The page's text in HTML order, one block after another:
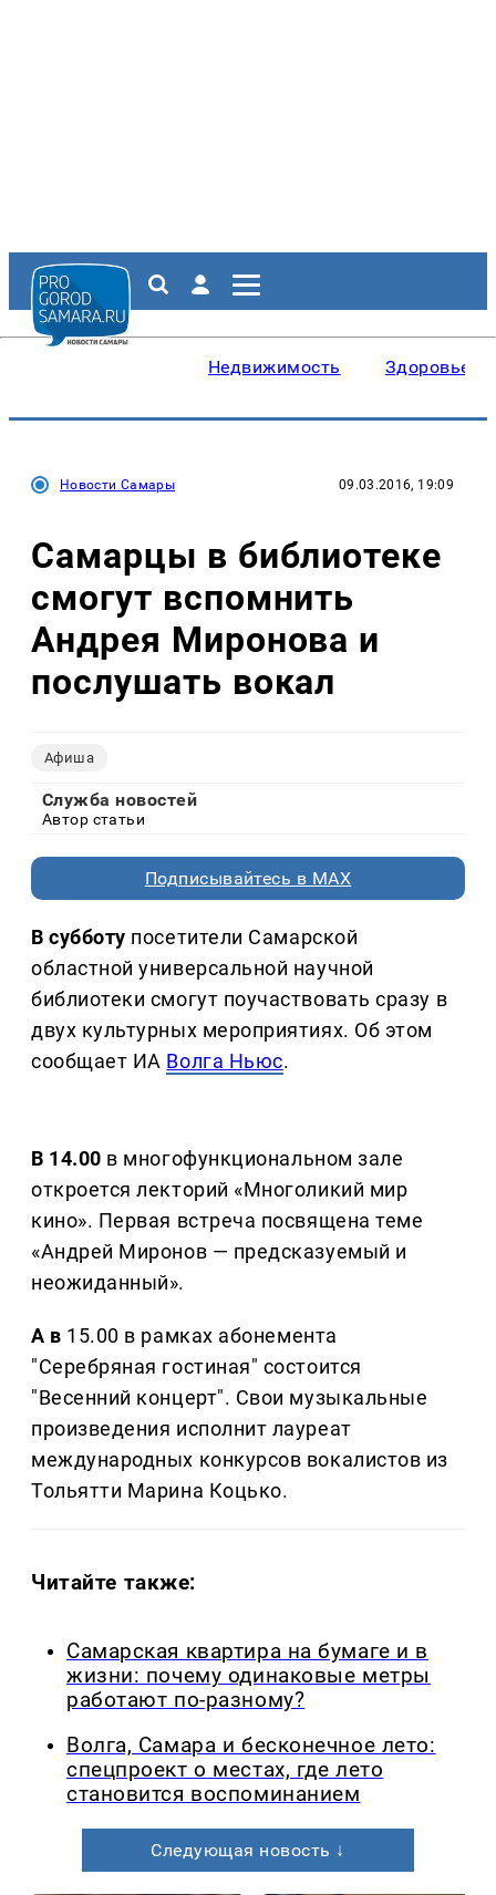
Недвижимость Здоровье
Новости Самары 09.03.2016, 19:09
Самарцы в библиотеке
смогут вспомнить
Андрея Миронова и
послушать вокал
Афиша
Служба новостей
Автор статьи
Подписывайтесь в MAX
В субботу посетители Самарской
областной универсальной научной
библиотеки смогут поучаствовать сразу в
двух культурных мероприятиях. Об этом
сообщает ИА Волга Ньюс.
В 14.00 в многофункциональном зале
откроется лекторий «Многоликий мир
кино». Первая встреча посвящена теме
«Андрей Миронов — предсказуемый и
неожиданный».
А в 15.00 в рамках абонемента
"Серебряная гостиная" состоится
"Весенний концерт". Свои музыкальные
произведения исполнит лауреат
международных конкурсов вокалистов из
Тольятти Марина Коцько.
Читайте также:
Самарская квартира на бумаге и в
жизни: почему одинаковые метры
работают по-разному?
Волга, Самара и бесконечное лето:
спецпроект о местах, где лето
становится воспоминанием
Следующая новость ↓